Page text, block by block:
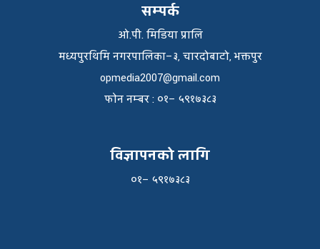
सम्पर्क
ओ.पी. मिडिया प्रालि
मध्यपुरथिमि नगरपालिका–३, चारदोबाटो, भक्तपुर
opmedia2007@gmail.com
फाेन नम्बर : ०१– ५९१७३८३
विज्ञापनको लागि
०१– ५९१७३८३